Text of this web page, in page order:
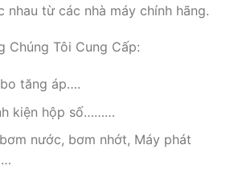
nhau từ các nhà máy chính hãng.
Chúng Tôi Cung Cấp:
tăng áp….
kiện hộp số………
nước, bơm nhớt, Máy phát